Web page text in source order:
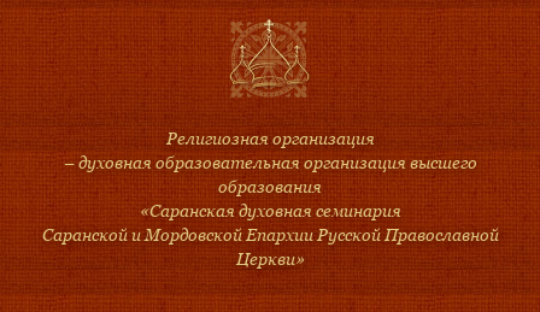
Религиозная организация
– духовная образовательная организация высшего
образования
«Саранская духовная семинария
Саранской и Мордовской Епархии Русской Православной
Церкви»